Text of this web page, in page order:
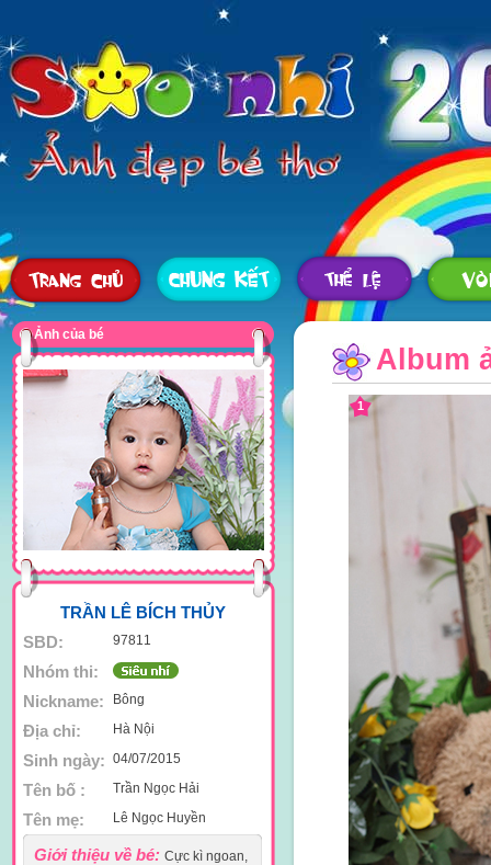
Ảnh của bé
TRẦN LÊ BÍCH THỦY
SBD:
97811
Nhóm thi:
Nickname:
Bông
Địa chỉ: Hà Nội
Sinh ngày: 04/07/2015
Tên bố : Trần Ngọc Hải
Tên mẹ: Lê Ngọc Huyền
Giới thiệu về bé: Cực kì ngoan,
Album
1